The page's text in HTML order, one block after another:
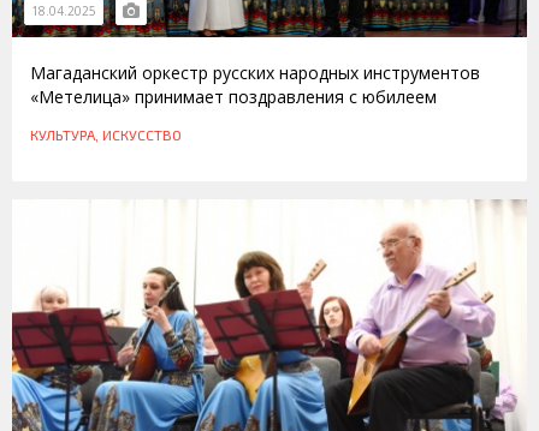
18.04.2025
Магаданский оркестр русских народных инструментов
«Метелица» принимает поздравления с юбилеем
КУЛЬТУРА, ИСКУССТВО